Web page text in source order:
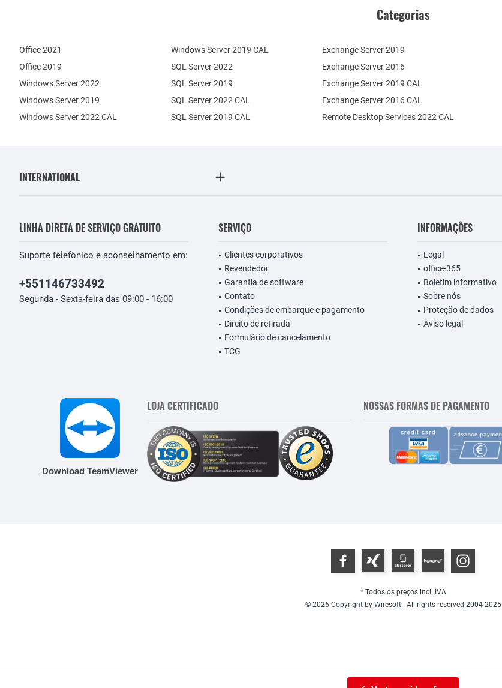
Categorias
Office 2021
Office 2019
Windows Server 2022
Windows Server 2019
Exchange Server 2019
Exchange Server 2016
SQL Server 2022
SQL Server 2019
Windows Server 2022 CAL
Windows Server 2019 CAL
SQL Server 2022 CAL
SQL Server 2019 CAL
Remote Desktop Services 2022 CAL
Exchange Server 2019 CAL
Exchange Server 2016 CAL
INTERNATIONAL
LINHA DIRETA DE SERVIÇO GRATUITO
Suporte telefônico e aconselhamento em:
+551146733492
Segunda - Sexta-feira das 09:00 - 16:00
SERVIÇO
Clientes corporativos
Revendedor
Garantia de software
Contato
Condições de embarque e pagamento
Direito de retirada
Formulário de cancelamento
TCG
INFORMAÇÕES
Legal
office-365
Boletim informativo
Sobre nós
Proteção de dados
Aviso legal
Download TeamViewer
LOJA CERTIFICADO NOSSAS FORMAS DE PAGAMENTO
* Todos os preços incl. IVA
© 2026 Copyright by Wiresoft | All rights reserved 2004-2025